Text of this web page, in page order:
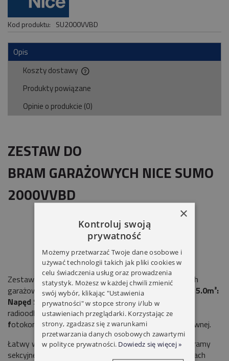
Kod produktu: SU2000VVBD
Opis
Koszty dostawy
Cena nie zawiera ewentualnych kosztów płatności
Produkty powiązane
Opinie o produkcie (0)
ZESTAW DO
BRAM GARAŻOWYCH NICE SUMO
2000VVBD
Zestaw do automatyzacji dużych bram przemysłowych
garażowych, sekcyjnych o powierzchniod 25.0m² do 35.0m²:
Napęd SUMO2000VV, centrala sterującaDPRO924
radioodbiornikOXIBD, pilot 3-kanałowyON3EBD,
fotokomórkiEPM.Idealnie nadaje się do pracy intensywnej.
Łatwy w instalacji, mocowany bezpośrednio na wale bramy
sekcyjnej o wymiarach
(montaż przy rozmiarach
×
Kontroluj swoją
prywatność
Możemy przetwarzać Twoje dane osobowe i
używać technologii takich jak pliki cookies w
celu świadczenia usług oraz prowadzenia
statystyk. Możesz w każdej chwili zmienić
swój wybór, klikając "Ustawienia
prywatności" w stopce strony i/lub w
ustawieniach przeglądarki. Korzystając ze
strony, zgadzasz się z warunkami
przetwarzania danych osobowych zawartymi
w polityce prywatności. Dowiedz się więcej »